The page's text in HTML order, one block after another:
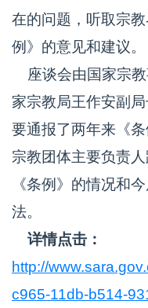
在的问题，听取宗
例》的意见和建议。
座谈会由国家宗教
家宗教局王作安副
要通报了两年来《
宗教团体主要负责
《条例》的情况和
法。
详情点击：
http://
c965-11db-b514-